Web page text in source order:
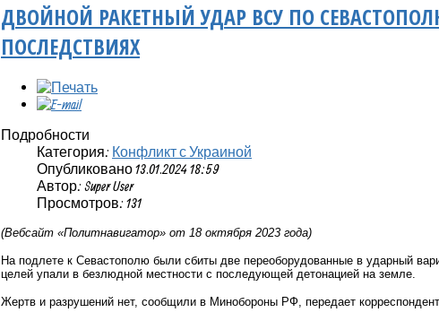
ДВОЙНОЙ РАКЕТНЫЙ УДАР ВСУ ПО
ПОСЛЕДСТВИЯХ
Подробности
Категория: Конфликт с Украиной
Опубликовано 13.01.2024 18:59
Автор: Super User
Просмотров: 131
(Вебсайт «Политнавигатор» от 18 октября 2023 года)
На подлете к Севастополю были сбиты две переоборудованные в ударный
целей упали в безлюдной местности с последующей детонацией на земле.
Жертв и разрушений нет, сообщили в Минобороны РФ, передает корреспондент